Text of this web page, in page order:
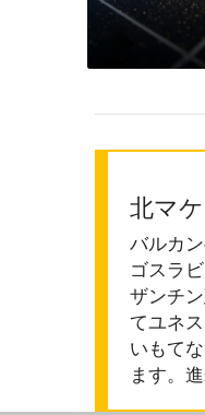
北マ
バルカ
ゴスラ
ザンチ
てユネ
いもて
ます。